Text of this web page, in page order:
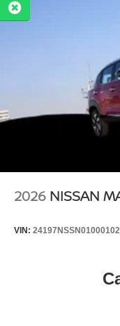
2026 NISSAN
VIN: